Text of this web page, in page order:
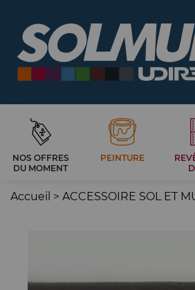
NOS OFFRES
DU MOMENT
PEINTURE
Accueil > ACCESSOIRE SOL ET